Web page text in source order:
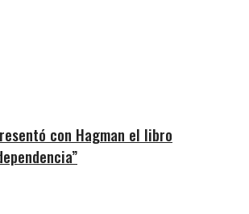
con Hagman el libro